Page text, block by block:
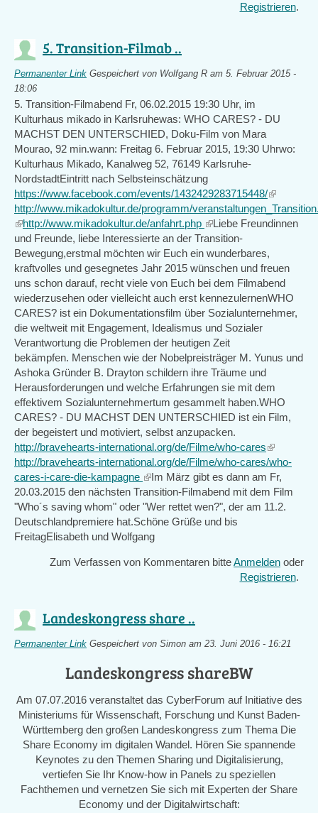
Registrieren.
5. Transition-Filmab ..
Permanenter Link Gespeichert von Wolfgang R am 5. Februar 2015 -
18:06
5. Transition-Filmabend Fr, 06.02.2015 19:30 Uhr, im
Kulturhaus mikado in Karlsruhewas: WHO CARES? - DU
MACHST DEN UNTERSCHIED, Doku-Film von Mara
Mourao, 92 min.wann: Freitag 6. Februar 2015, 19:30 Uhrwo:
Kulturhaus Mikado, Kanalweg 52, 76149 Karlsruhe-
NordstadtEintritt nach Selbsteinschätzung
https://www.facebook.com/events/1432429283715448/(link
is
external)
http://www.mikadokultur.de/programm/
(link
is
external)
http://www.mikadokultur.de/anfahrt.php (link
is
external)
Liebe Freundinnen
und Freunde, liebe Interessierte an der Transition-
Bewegung,erstmal möchten wir Euch ein wunderbares,
kraftvolles und gesegnetes Jahr 2015 wünschen und freuen
uns schon darauf, recht viele von Euch bei dem Filmabend
wiederzusehen oder vielleicht auch erst kennezulernenWHO
CARES? ist ein Dokumentationsfilm über Sozialunternehmer,
die weltweit mit Engagement, Idealismus und Sozialer
Verantwortung die Problemen der heutigen Zeit
bekämpfen. Menschen wie der Nobelpreisträger M. Yunus und
Ashoka Gründer B. Drayton schildern ihre Träume und
Herausforderungen und welche Erfahrungen sie mit dem
effektivem Sozialunternehmertum gesammelt haben.WHO
CARES? - DU MACHST DEN UNTERSCHIED ist ein Film,
der begeistert und motiviert, selbst anzupacken.
http://bravehearts-international.org/de/Filme/who-cares(link
is
external)
http://bravehearts-international.org/de/Filme/who-cares/who-
cares-i-care-die-kampagne (link
is
external)
Im März gibt es dann am Fr,
20.03.2015 den nächsten Transition-Filmabend mit dem Film
"Who´s saving whom" oder "Wer rettet wen?", der am 11.2.
Deutschlandpremiere hat.Schöne Grüße und bis
FreitagElisabeth und Wolfgang
Zum Verfassen von Kommentaren bitteAnmelden oder
Registrieren.
Landeskongress share ..
Permanenter Link Gespeichert von Simon am 23. Juni 2016 - 16:21
Landeskongress shareBW
Am 07.07.2016 veranstaltet das CyberForum auf Initiative des
Ministeriums für Wissenschaft, Forschung und Kunst Baden-
Württemberg den großen Landeskongress zum Thema Die
Share Economy im digitalen Wandel. Hören Sie spannende
Keynotes zu den Themen Sharing und Digitalisierung,
vertiefen Sie Ihr Know-how in Panels zu speziellen
Fachthemen und vernetzen Sie sich mit Experten der Share
Economy und der Digitalwirtschaft: